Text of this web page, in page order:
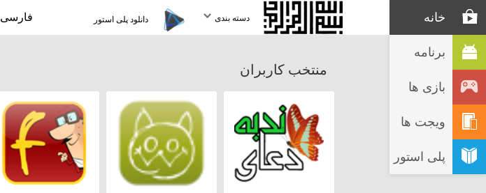
دسته بندی دانلود پلی استور فارسی خانه
برنامه
بازی ها
ویجت ها
پلی استور
منتخب کاربران